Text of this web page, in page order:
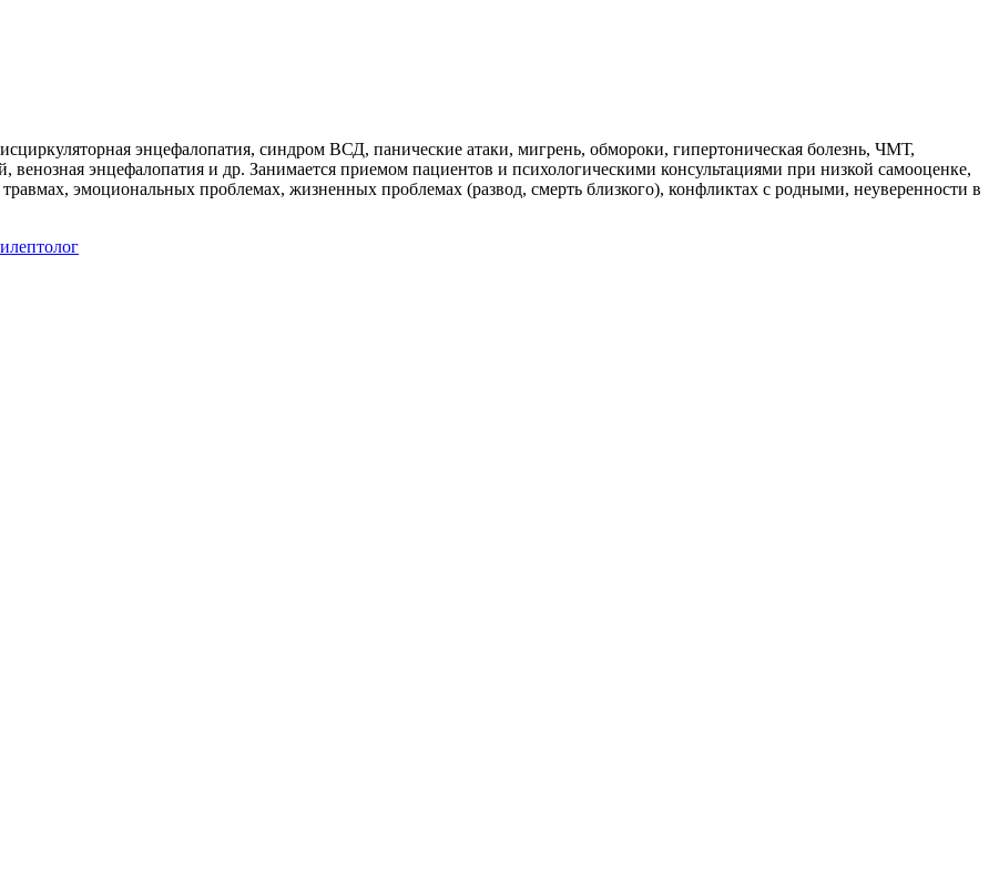
энцефалопатия, синдром ВСД, панические атаки, мигрень, обмороки, гипертоническая болезнь, ЧМТ,
энцефалопатия и др. Занимается приемом пациентов и психологическими консультациями при низкой самооценке,
эмоциональных проблемах, жизненных проблемах (развод, смерть близкого), конфликтах с родными, неуверенности в